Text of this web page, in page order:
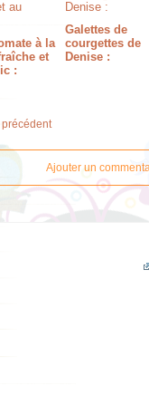
à la
et
:
Galettes de
courgettes de
Denise :
Ajouter un